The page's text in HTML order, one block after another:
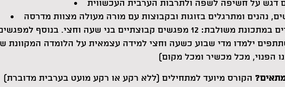
דגש על חשיפה לשפה ולתרבות הערבית העכשווית
נהנים ומתרגלים בזוגות ובקבוצות עם מורה מעולה מצוות מדרסה
לומדים במתכונת משולבת: 12 מפגשים קבוצתיים בני שעה וחצי. בנוסף
ילמדו מדי שבוע כשעה וחצי למידה עצמאית על הלומדה
הקורס מיועד למתחילים (ללא רקע או רקע מועט בערבית מדוברת)